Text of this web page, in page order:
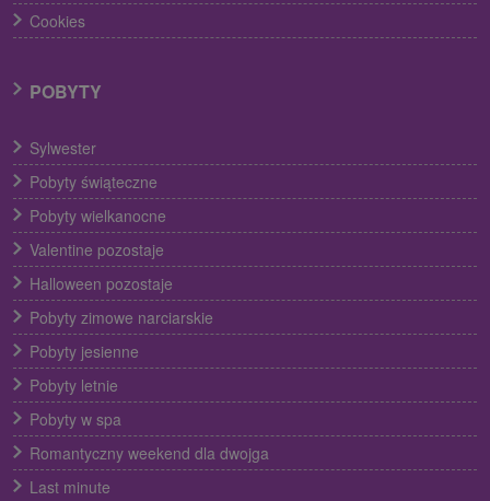
Cookies
POBYTY
Sylwester
Pobyty świąteczne
Pobyty wielkanocne
Valentine pozostaje
Halloween pozostaje
Pobyty zimowe narciarskie
Pobyty jesienne
Pobyty letnie
Pobyty w spa
Romantyczny weekend dla dwojga
Last minute